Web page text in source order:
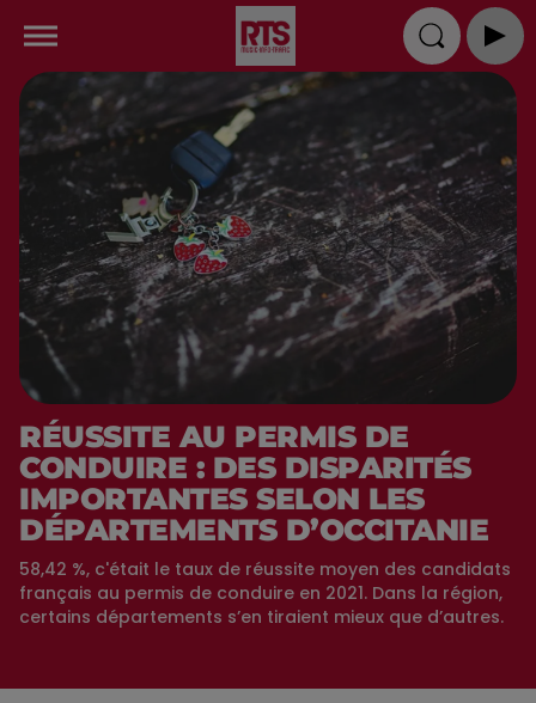
RÉUSSITE AU PERMIS DE
CONDUIRE : DES DISPARITÉS
IMPORTANTES SELON LES
DÉPARTEMENTS D’OCCITANIE
58,42 %, c'était le taux de réussite moyen des candidats
français au permis de conduire en 2021. Dans la région,
certains départements s’en tiraient mieux que d’autres.